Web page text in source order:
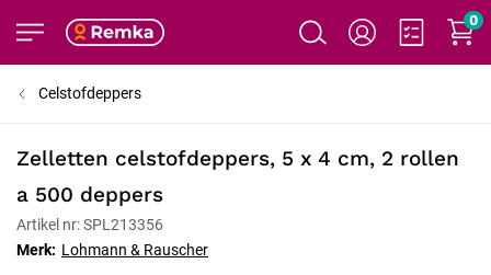
0
Celstofdeppers
Zelletten celstofdeppers, 5 x 4 cm, 2 rollen
a 500 deppers
Artikel nr: SPL213356
Merk: Lohmann & Rauscher